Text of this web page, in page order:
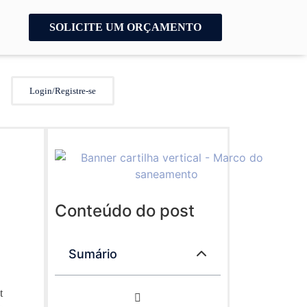
SOLICITE UM ORÇAMENTO
Login/Registre-se
Conteúdo do post
Sumário